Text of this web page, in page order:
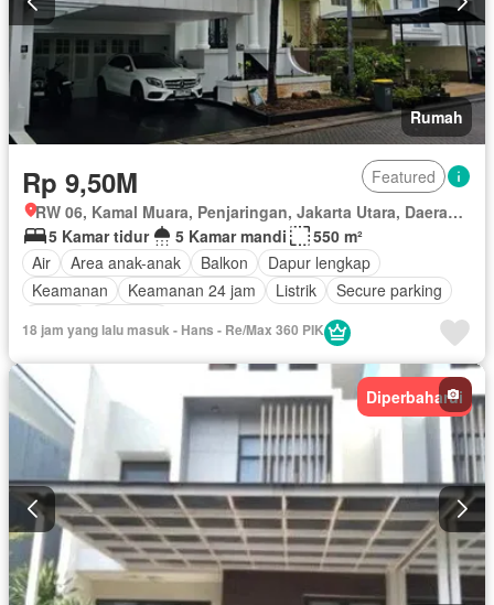
Rumah
Rp 9,50M
Featured
RW 06, Kamal Muara, Penjaringan, Jakarta Utara, Daerah Khusus Ibukota Jakarta
5 Kamar tidur
5 Kamar mandi
550 m²
Air
Area anak-anak Balkon
Dapur lengkap
Keamanan
Keamanan 24 jam Listrik
Secure parking
18 jam yang lalu masuk - Hans - Re/Max 360 PIK
Diperbaharui